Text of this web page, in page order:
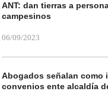
ANT: dan tierras a
campesinos
06/09/2023
Abogados señalan como
convenios ente alcaldía